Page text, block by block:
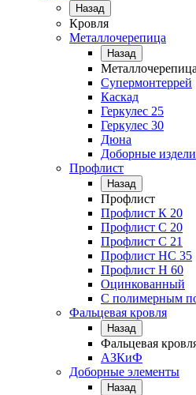
Назад
Кровля
Металлочерепица
Назад
Металлочерепица
Супермонтеррей
Каскад
Геркулес 25
Геркулес 30
Дюна
Доборные
Профлист
Назад
Профлист
Профлист К 20
Профлист С 20
Профлист C 21
Профлист НС 35
Профлист Н 60
Оцинкованный
С полимерным
Фальцевая кровля
Назад
Фальцевая
АЗКиФ
Доборные элементы
Назад